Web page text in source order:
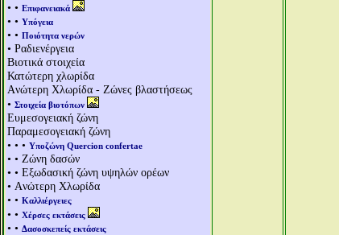
• • Επιφανειακά
• • Υπόγεια
• • Ποιότητα νερών
• Ραδιενέργεια
Βιοτικά στοιχεία
Κατώτερη χλωρίδα
Aνώτερη Χλωρίδα - Ζώνες βλαστήσεως
• Στοιχεία βιοτόπων
Ευμεσογειακή ζώνη
Παραμεσογειακή ζώνη
• • • Υποζώνη Quercion confertae
• • Ζώνη δασών
• • Εξωδασική ζώνη υψηλών ορέων
• Aνώτερη Χλωρίδα
• • Καλλιέργειες
• • Χέρσες εκτάσεις
• • Δασοσκεπείς εκτάσεις